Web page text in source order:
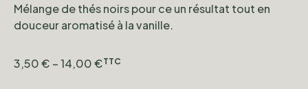
Mélange de thés noirs pour ce un résultat tout en
douceur aromatisé à la vanille.
3,50€ –14,00€TTC